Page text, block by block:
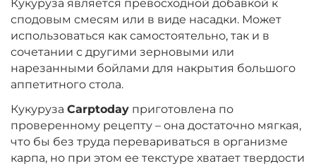
‍599‍ ₽‍730‍₽ −
‍599‍ ₽‍730‍₽ +
−
Кукуруза является превосходной добавкой к
сподовым смесям или в виде насадки. Может
использоваться как самостоятельно, так и в
сочетании с другими зерновыми или
нарезанными бойлами для накрытия большого
аппетитного стола.
Кукуруза Carptoday приготовлена по
проверенному рецепту – она достаточно мягкая,
что бы без труда перевариваться в организме
карпа, но при этом ее текстуре хватает твердости